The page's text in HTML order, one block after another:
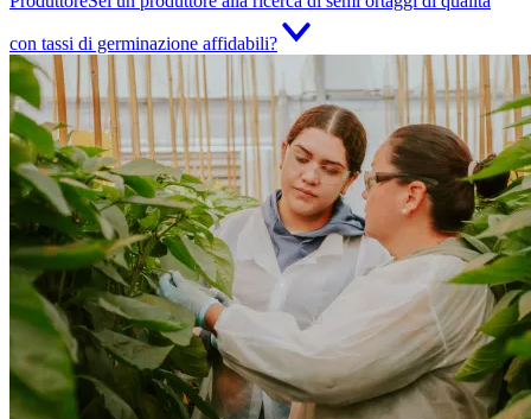
con tassi di germinazione affidabili?